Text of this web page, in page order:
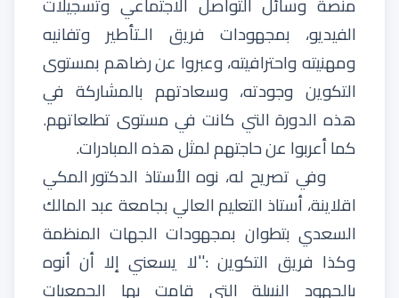
الفيديو، بمجهودات فريق الـتأطير وتفانيه
ومهنيتهواحترافيته،وعبروا عنرضاهمبمستوى
التكوين وجودته، وسعادتهم بالمشاركة في
هذه الدورة التي كانت في مستوى تطلعاتهم.
كماأعربوا عنحاجتهملمثلهذهالمبادرات.
وفي تصريح له، نوه الأستاذ الدكتورالمكي
اقلاينة،أستاذ التعليمالعاليبجامعة عبدالمالك
السعدي بتطوان بمجهودات الجهات المنظمة
وكذا فريق التكوين :
''لا يسعني إلا أن أنوه
بالجهود النبيلة التي قامت بها الجمعيات